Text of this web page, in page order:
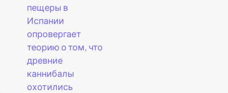
пещеры в
Испании
опровергает
теорию о том, что
древние
каннибалы
охотились